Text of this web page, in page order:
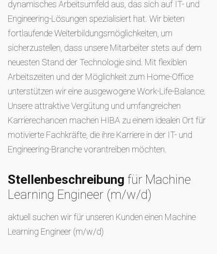
dynamisches Arbeitsumfeld aus, das sich auf IT- und
Engineering-Lösungen spezialisiert hat. Wir bieten
fortlaufende Weiterbildungsmöglichkeiten, um
sicherzustellen, dass unsere Mitarbeiter stets auf dem
neuesten Stand der Technologie sind. Mit flexiblen
Arbeitszeiten und der Möglichkeit zum Home-Office
unterstützen wir eine ausgewogene Work-Life-Balance.
Unsere attraktive Vergütung und umfangreichen
Karrierechancen machen HIBA zu einem idealen Ort für
motivierte Fachkräfte, die ihre Karriere in der IT- und
Engineering-Branche vorantreiben möchten.
Stellenbeschreibung für Machine
Learning Engineer (m/w/d)
aktuell suchen wir für unseren Kunden einen Machine
Learning Engineer (m/w/d)